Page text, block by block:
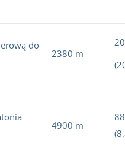
do
2380 m
4900 m